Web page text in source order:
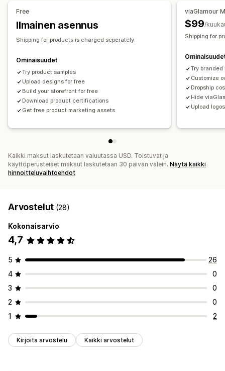
Ranska
Unkari
Uusi-Seelanti
Yhdysvallat
Orgaaninen
Toimitusvaihtoehdot
Ekokuljetus Globaali toimitus
Reaaliaikaiset päivitykset
Verot sisältävä hinnoittelu
Tilausten seuranta
Free
Ilmainen asennus
Shipping for products is charged seperately.
Ominaisuudet
Try product samples
Upload designs for free
Build your storefront for free
Download product certifications
Get free product marketing assets
viaGlamour
$99/
Shipping for
Try
Customize
Dropship
Hide
Upload
Kaikki maksut laskutetaan valuutassa USD. Toistuvat ja
käyttöperusteiset maksut laskutetaan 30 päivän välein. Näytä kaikki
hinnoitteluvaihtoehdot
Arvostelut (28)
Kokonaisarvio
4,7
5
26
4
0
3
0
2
0
1
2
Kirjoita arvostelu Kaikki arvostelut